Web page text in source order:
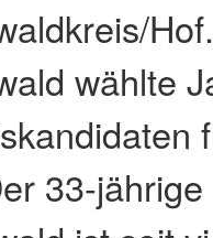
wählte
33-